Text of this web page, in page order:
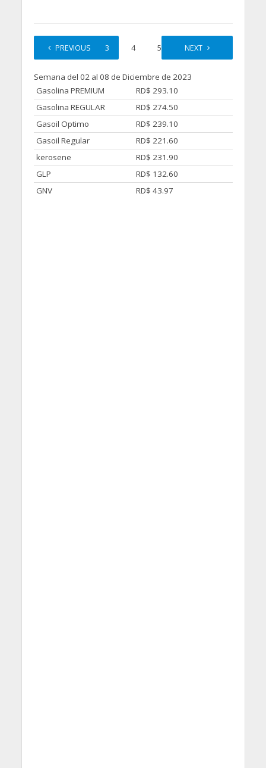
PREVIOUS
1 2 3 4 5 … 10
NEXT
Semana del 02 al 08 de Diciembre de 2023
Gasolina PREMIUM
RD$ 293.10
Gasolina REGULAR
RD$ 274.50
Gasoil Optimo
RD$ 239.10
Gasoil Regular
RD$ 221.60
kerosene
RD$ 231.90
GLP
RD$ 132.60
GNV
RD$ 43.97